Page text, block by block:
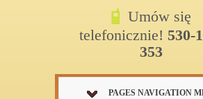
Umów się
telefonicznie! 530-
353
PAGES NAVIGATION